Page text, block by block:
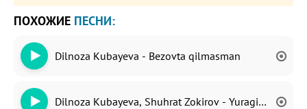
ПОХОЖИЕ ПЕСНИ:
Dilnoza Kubayeva - Bezovta qilmasman
Dilnoza Kubayeva, Shuhrat Zokirov - Yuragim Sezdi